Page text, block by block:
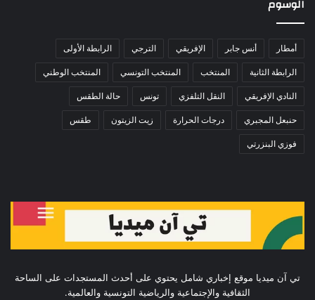
الوسوم
أمطار أنس جابر الإفريقي الترجي الرابطة الأولى
الرابطة الثانية المنتخب المنتخب التونسي المنتخب الوطني
النادي الإفريقي النقل التلفزي تونس حالة الطقس
حنبعل المجبري درجات الحرارة زيت الزيتون طقس
فوزي البنزرتي
تي آن ميديا موقع إخباري شامل يحتوي على أحدث المستجدات على الساحة
الثقافية والإجتماعية والرياضية التونسية والعالمية.